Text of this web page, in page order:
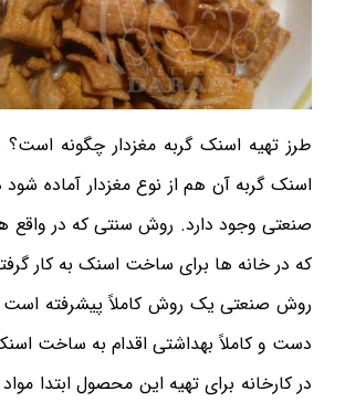
طرز تهیه اسنک گربه مغزدار چگونه
اسنک گربه آن هم از نوع مغزدار آماده
صنعتی وجود دارد. روش سنتی که در
که در خانه ها برای ساخت اسنک به کار
روش صنعتی یک روش کاملاً پیشرفته
دست و کاملاً بهداشتی اقدام به ساخت
در کارخانه برای تهیه این محصول ابتدا مواد